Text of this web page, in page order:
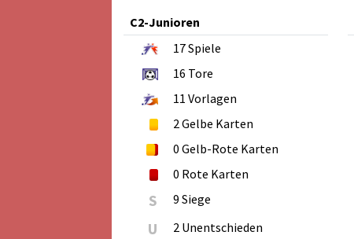
C2-Junioren
17Spiele
16 Tore
11 Vorlagen
2Gelbe Karten
0 Gelb-Rote Karten
0 Rote Karten
S 9 Siege
U 2 Unentschieden